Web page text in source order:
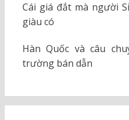
Cái giá đắt mà người
giàu có
Hàn Quốc và câu
trường bán dẫn